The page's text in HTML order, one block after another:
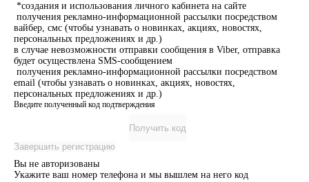
*создания и использования личного кабинета на сайте
получения рекламно-информационной рассылки посредством
вайбер, смс (чтобы узнавать о новинках, акциях, новостях,
персональных предложениях и др.)
в случае невозможности отправки сообщения в Viber, отправка
будет осуществлена SMS-сообщением
получения рекламно-информационной рассылки посредством
email (чтобы узнавать о новинках, акциях, новостях,
персональных предложениях и др.)
Введите полученный код подтверждения
Получить код
Завершить регистрацию
Вы не авторизованы
Укажите ваш номер телефона и мы вышлем на него код